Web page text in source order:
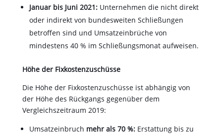
Januar bis Juni 2021:Unternehmen die nicht direkt
oder indirekt von bundesweiten Schließungen
betroffen sind und Umsatzeinbrüche von
mindestens 40 % im Schließungsmonat aufweisen.
Höhe der Fixkostenzuschüsse
Die Höhe der Fixkostenzuschüsse ist abhängig von
der Höhe des Rückgangs gegenüber dem
Vergleichszeitraum 2019:
Umsatzeinbruch mehr als 70 %:Erstattung bis zu